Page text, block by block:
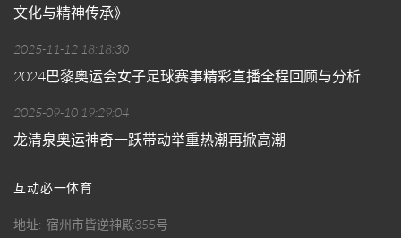
文化与精神传承》
2025-11-12 18:18:30
2024巴黎奥运会女子足球赛事精彩直播全程回顾与分析
2025-09-10 19:29:04
龙清泉奥运神奇一跃带动举重热潮再掀高潮
互动必一体育
地址 宿州市皆逆神殿355号